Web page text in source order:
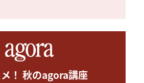
！ 秋のagora講座